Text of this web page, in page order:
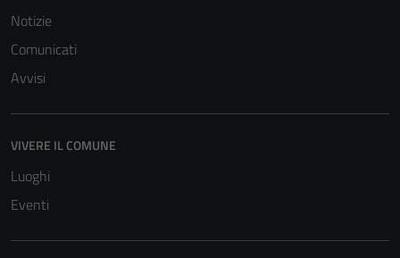
Notizie
Comunicati
Avvisi
VIVERE IL COMUNE
Luoghi
Eventi